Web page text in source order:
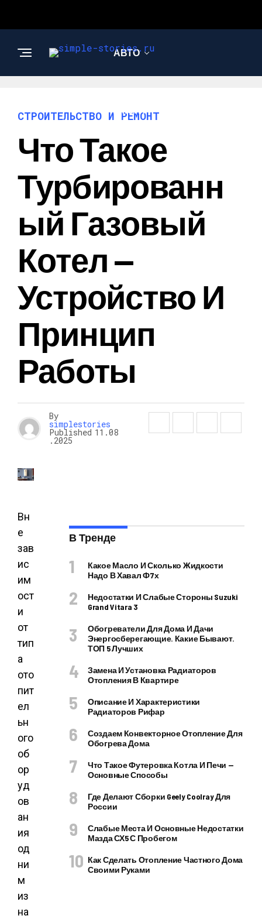
АВТО
РЕМОНТ
СТРОИТЕЛЬСТВО И РЕМОНТ
Что Такое
Турбированн
Ый Газовый
Котел —
Устройство И
Принцип
Работы
By
simplestories
Published 11.08
.2025
Вн
е
зав
ис
им
ост
и
от
тип
а
ото
пит
ел
ьн
ого
об
ор
уд
ов
ан
ия
од
ни
м
из
на
В Тренде
Какое Масло И Сколько Жидкости
Надо В Хавал Ф7х
Недостатки И Слабые Стороны Suzuki
Grand Vitara 3
Обогреватели Для Дома И Дачи
Энергосберегающие. Какие Бывают.
ТОП 5 Лучших
Замена И Установка Радиаторов
Отопления В Квартире
Описание И Характеристики
Радиаторов Рифар
Создаем Конвекторное Отопление Для
Обогрева Дома
Что Такое Футеровка Котла И Печи —
Основные Способы
Где Делают Сборки Geely Coolray Для
России
Слабые Места И Основные Недостатки
Мазда СХ5 С Пробегом
Как Сделать Отопление Частного Дома
Своими Руками